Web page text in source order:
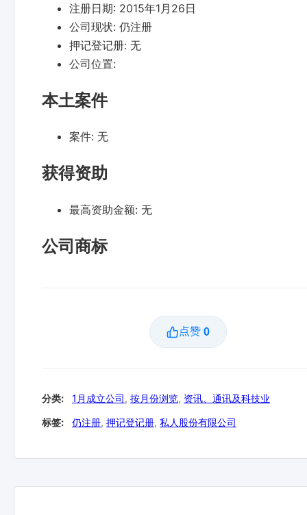
注册日期: 2015年1月26日
公司现状: 仍注册
押记登记册: 无
公司位置:
本土案件
案件: 无
获得资助
最高资助金额: 无
公司商标
点赞 0
分类: 1月成立公司, 按月份浏览, 资讯、通讯及科技业
标签: 仍注册, 押记登记册, 私人股份有限公司